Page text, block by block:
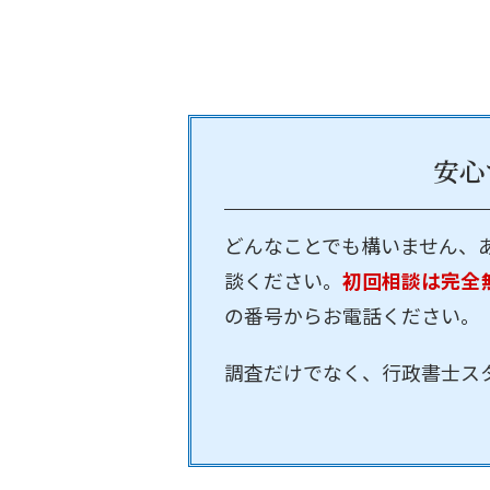
安
どんなことでも構いません
談ください。初回相談は完全
の番号からお電話ください。
調査だけでなく、行政書士